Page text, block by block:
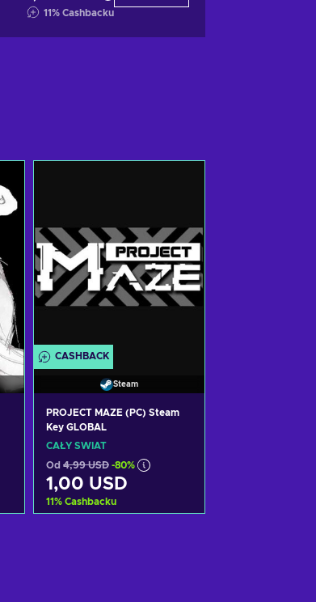
11% Cashbacku
CASHBACK
Steam
PROJECT MAZE (PC) Steam
Key GLOBAL
CAŁY ŚWIAT
Od 4,99 USD -80%
1,00 USD
11% Cashbacku